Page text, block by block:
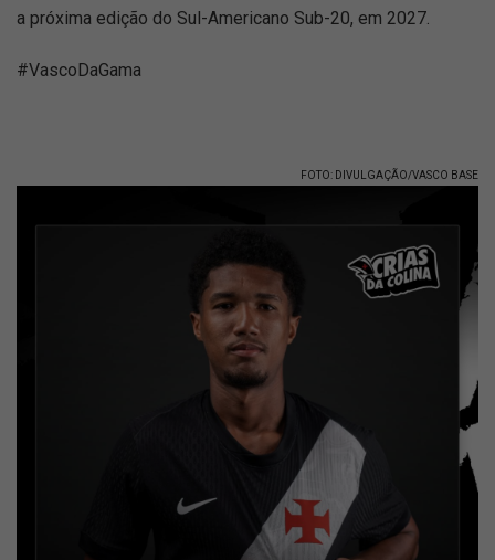
a próxima edição do Sul-Americano Sub-20, em 2027.
#VascoDaGama
FOTO: DIVULGAÇÃO/VASCO BASE